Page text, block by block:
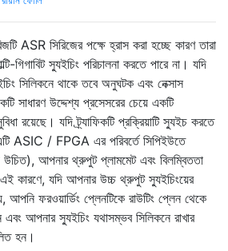
ASR সিরিজের পক্ষে হ্রাস করা হচ্ছে কারণ তারা
গিগাবিট স্যুইচিং পরিচালনা করতে পারে না। যদি
সিলিকনে থাকে তবে অনুঘটক এবং নেক্সাস
সাধারণ উদ্দেশ্য প্রসেসরের চেয়ে একটি
রয়েছে। যদি ট্র্যাফিকটি প্রক্রিয়াটি স্যুইচ করতে
ASIC / FPGA এর পরিবর্তে সিপিইউতে
উচিত), আপনার থ্রুপুট প্লামমেট এবং বিলম্বিততা
কারণে, যদি আপনার উচ্চ থ্রুপুট স্যুইচিংয়ের
ফরওয়ার্ডিং প্লেনটিকে রাউটিং প্লেন থেকে
আপনার স্যুইচিং যথাসম্ভব সিলিকনে রাখার
হন।